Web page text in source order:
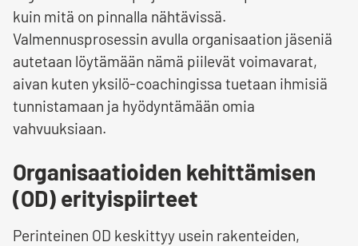
kuin mitä on pinnalla nähtävissä.
Valmennusprosessin avulla organisaation jäseniä
autetaan löytämään nämä piilevät voimavarat,
aivan kuten yksilö-coachingissa tuetaan ihmisiä
tunnistamaan ja hyödyntämään omia
vahvuuksiaan.
Organisaatioiden kehittämisen
(OD) erityispiirteet
Perinteinen OD keskittyy usein rakenteiden,